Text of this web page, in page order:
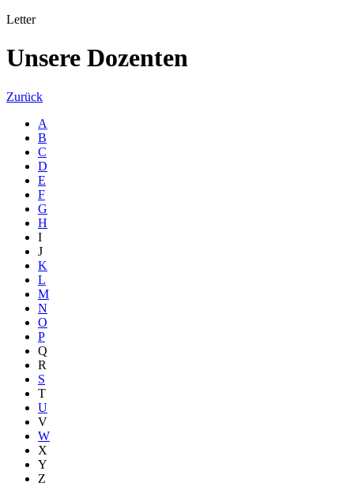
Letter
Unsere Dozenten
Zurück
A
B
C
D
E
F
G
H
I
J
K
L
M
N
O
P
Q
R
S
T
U
V
W
X
Y
Z